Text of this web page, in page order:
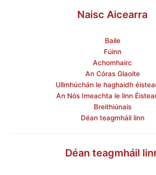
Naisc Aicearra
Baile
Fúinn
Achomhairc
An Córas Glaoite
Ullmhúchán le haghaidh
An Nós Imeachta le linn
Breithiúnais
Déan teagmháil linn
Déan teagmháil